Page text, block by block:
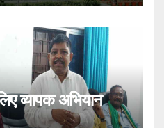
व्यापक अभियान